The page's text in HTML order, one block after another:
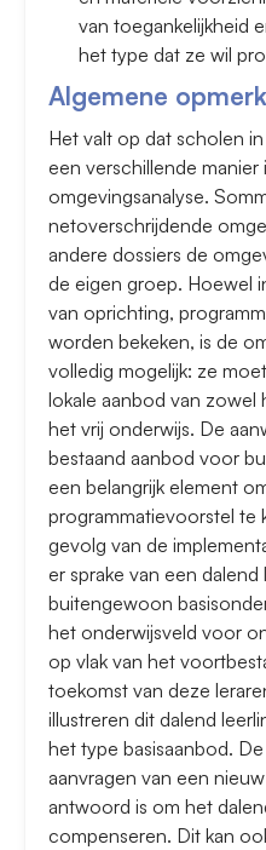
van toegankelijkheid
het type dat ze wil
Algemene
Het valt op dat scholen
een verschillende
omgevingsanalyse.
netoverschrijdende
andere dossiers de
de eigen groep. Hoewel
van oprichting,
worden bekeken, is de
volledig mogelijk: ze
lokale aanbod van zowel
het vrij onderwijs. De
bestaand aanbod voor
een belangrijk element
programmatievoorstel te
gevolg van de
er sprake van een
buitengewoon
het onderwijsveld voor
op vlak van het
toekomst van deze
illustreren dit dalend
het type basisaanbod.
aanvragen van een
antwoord is om het
compenseren. Dit kan